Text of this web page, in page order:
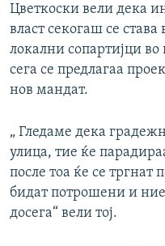
Цветкоски вели дека
власт секогаш се
локални сопартијци
сега се предлагаа
нов мандат.
„ Гледаме дека
улица, тие ќе
после тоа ќе се
бидат потрошени и
досега“ вели тој.